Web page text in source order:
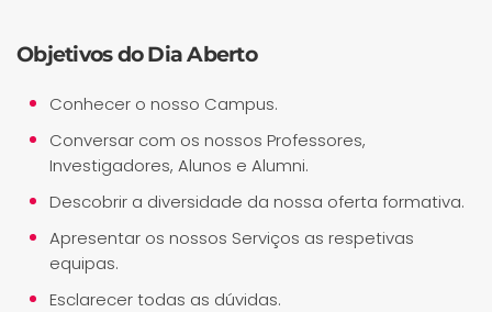
Objetivos do Dia Aberto
Conhecer o nosso Campus.
Conversar com os nossos Professores,
Investigadores, Alunos e Alumni.
Descobrir a diversidade da nossa oferta formativa.
Apresentar os nossos Serviços as respetivas
equipas.
Esclarecer todas as dúvidas.